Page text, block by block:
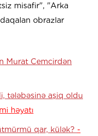
misafir", "Arka
obrazlar
Murat Cemcirdən
tələbəsinə aşiq oldu
həyatı
qar, külək? -